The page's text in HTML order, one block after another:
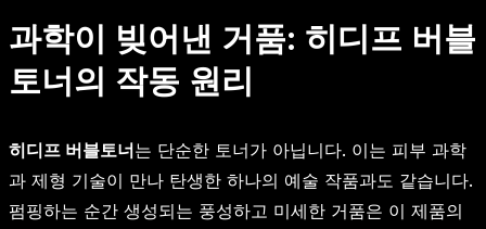
과학이 빚어낸 거품: 히디프 버블
토너의 작동 원리
히디프 버블토너는 단순한 토너가 아닙니다. 이는 피부 과학
과 제형 기술이 만나 탄생한 하나의 예술 작품과도 같습니다.
펌핑하는 순간 생성되는 풍성하고 미세한 거품은 이 제품의